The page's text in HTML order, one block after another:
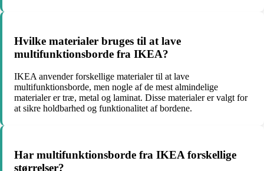
Hvilke materialer bruges til at lave
multifunktionsborde fra IKEA?
IKEA anvender forskellige materialer til at lave
multifunktionsborde, men nogle af de mest almindelige
materialer er træ, metal og laminat. Disse materialer er valgt for
at sikre holdbarhed og funktionalitet af bordene.
Har multifunktionsborde fra IKEA forskellige
størrelser?